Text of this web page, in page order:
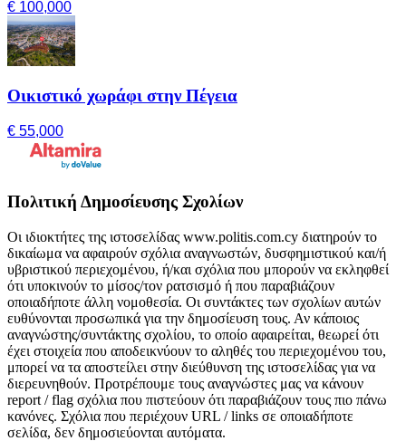
€ 100,000
Οικιστικό χωράφι στην Πέγεια
€ 55,000
Πολιτική Δημοσίευσης Σχολίων
Οι ιδιοκτήτες της ιστοσελίδας www.politis.com.cy διατηρούν το
δικαίωμα να αφαιρούν σχόλια αναγνωστών, δυσφημιστικού και/ή
υβριστικού περιεχομένου, ή/και σχόλια που μπορούν να εκληφθεί
ότι υποκινούν το μίσος/τον ρατσισμό ή που παραβιάζουν
οποιαδήποτε άλλη νομοθεσία. Οι συντάκτες των σχολίων αυτών
ευθύνονται προσωπικά για την δημοσίευση τους. Αν κάποιος
αναγνώστης/συντάκτης σχολίου, το οποίο αφαιρείται, θεωρεί ότι
έχει στοιχεία που αποδεικνύουν το αληθές του περιεχομένου του,
μπορεί να τα αποστείλει στην διεύθυνση της ιστοσελίδας για να
διερευνηθούν. Προτρέπουμε τους αναγνώστες μας να κάνουν
report / flag σχόλια που πιστεύουν ότι παραβιάζουν τους πιο πάνω
κανόνες. Σχόλια που περιέχουν URL / links σε οποιαδήποτε
σελίδα, δεν δημοσιεύονται αυτόματα.